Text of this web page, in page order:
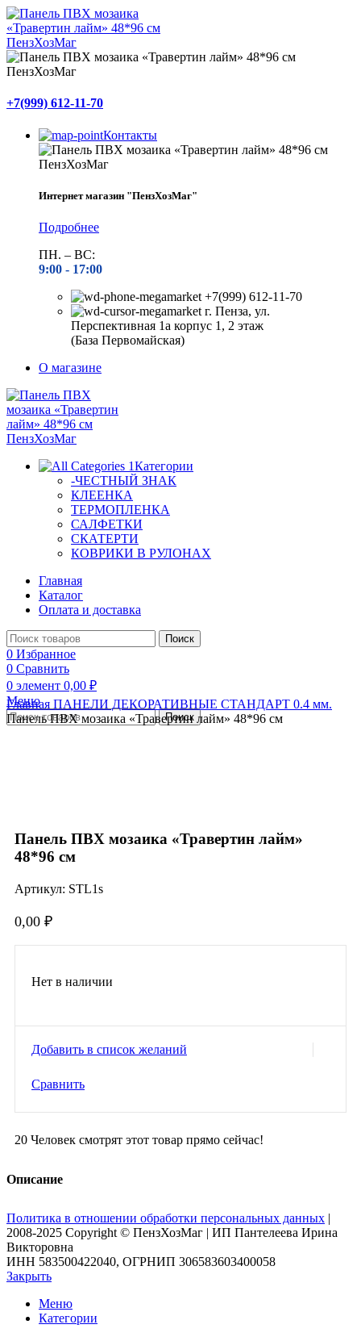
+7(999) 612-11-70
Контакты
Интернет магазин "ПензХозМаг"
Подробнее
ПН. – ВС:
9:00 - 17:00
+7(999) 612-11-70
г. Пенза, ул.
Перспективная 1а корпус 1, 2 этаж
(База Первомайская)
О магазине
Категории
-ЧЕСТНЫЙ ЗНАК
КЛЕЕНКА
ТЕРМОПЛЕНКА
САЛФЕТКИ
СКАТЕРТИ
КОВРИКИ В РУЛОНАХ
Главная
Каталог
Оплата и доставка
Поиск
0 Избранное
0 Сравнить
0 элемент 0,00 ₽
Меню
Поиск
Главная ПАНЕЛИ ДЕКОРАТИВНЫЕ СТАНДАРТ 0.4 мм.
Панель ПВХ мозаика «Травертин лайм» 48*96 см
Панель ПВХ мозаика «Травертин лайм»
48*96 см
Артикул: STL1s
0,00 ₽
Нет в наличии
Добавить в список желаний
Сравнить
20 Человек смотрят этот товар прямо сейчас!
Описание
Политика в отношении обработки персональных данных |
2008-2025 Copyright © ПензХозМаг | ИП Пантелеева Ирина
Викторовна
ИНН 583500422040, ОГРНИП 306583603400058
Закрыть
Меню
Категории